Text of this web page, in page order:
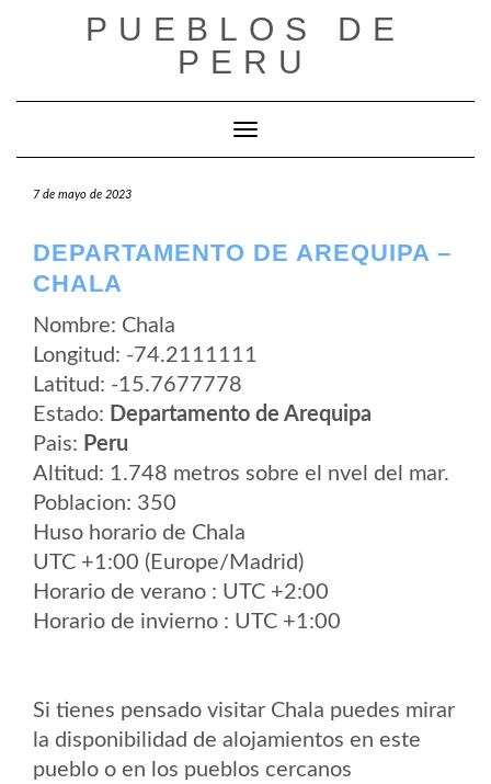
PUEBLOS DE
PERU
Cambiar modo de navegación
7 de mayo de 2023
DEPARTAMENTO DE AREQUIPA –
CHALA
Nombre: Chala
Longitud: -74.2111111
Latitud: -15.7677778
Estado: Departamento de Arequipa
Pais: Peru
Altitud: 1.748 metros sobre el nvel del mar.
Poblacion: 350
Huso horario de Chala
UTC +1:00 (Europe/Madrid)
Horario de verano : UTC +2:00
Horario de invierno : UTC +1:00
Si tienes pensado visitar Chala puedes mirar
la disponibilidad de alojamientos en este
pueblo o en los pueblos cercanos